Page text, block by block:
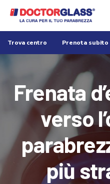
Trova centro Prenota subito
Frenata
verso
più